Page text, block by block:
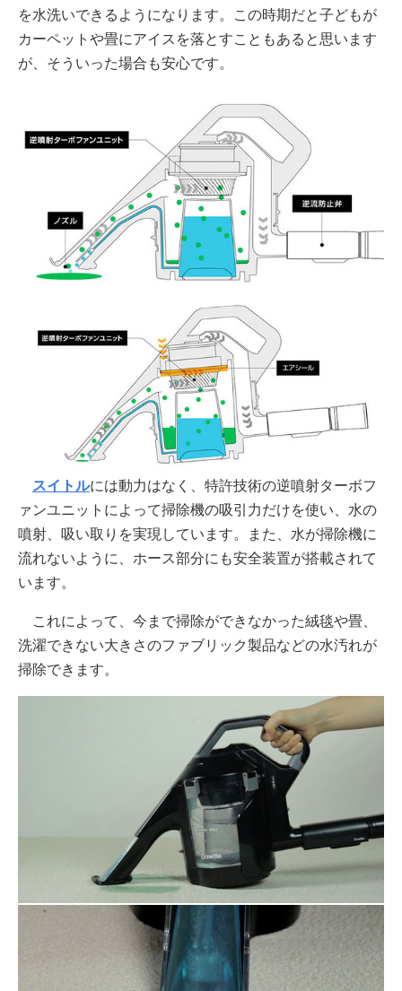
を水洗いできるようになります。この時期だと子どもが
カーペットや畳にアイスを落とすこともあると思います
が、そういった場合も安心です。
スイトルには動力はなく、特許技術の逆噴射ターボフ
ァンユニットによって掃除機の吸引力だけを使い、水の
噴射、吸い取りを実現しています。また、水が掃除機に
流れないように、ホース部分にも安全装置が搭載されて
います。
これによって、今まで掃除ができなかった絨毯や畳、
洗濯できない大きさのファブリック製品などの水汚れが
掃除できます。